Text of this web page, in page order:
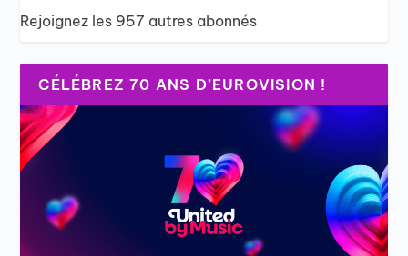
Rejoignez les 957 autres abonnés
CÉLÉBREZ 70 ANS D’EUROVISION !